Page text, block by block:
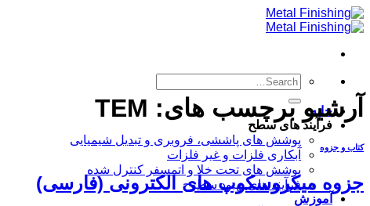
Skip
to
خانه
فرآیند های سطح
پوشش های پاششی، فروبری و تبدیل شیمیایی
آبکاری فلزات و غیر فلزات
پوشش های تحت خلا و اتمسفر کنترل شده
فرآیند های بهبود سطوح
آموزش
آرشیو برچسب های: TEM
کتاب و جزوه
جزوه میکروسکوپ های الکترونی (فارسی)